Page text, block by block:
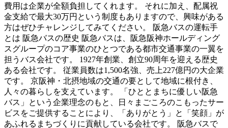
費用は企業が全額負担してくれます。 それに加え、配属祝
金支給で最大30万円という制度もありますので、興味がある
方はぜひチャレンジしてみてください。 阪急バスの運転手
とは 阪急バスの歴史 阪急バスは、阪急阪神ホールディング
スグループのコア事業のひとつである都市交通事業の一翼を
担うバス会社です。 1927年創業、創立90周年を迎える歴史
ある会社です。 従業員数は1,500名強、売上227億円の大企業
です。 京阪神・北摂地域の交通の要として地域に根付き、
人々の暮らしを支えています。 「ひととまちに優しい阪急
バス」という企業理念のもと、日々まごころのこもったサー
ビスをご提供することにより、「ありがとう」と「笑顔」が
あふれるまちづくりに貢献している会社です。 阪急バスで